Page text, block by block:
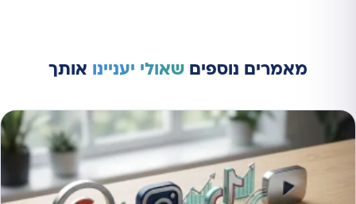
מאמרים נוספים שאולי יעניינו אותך